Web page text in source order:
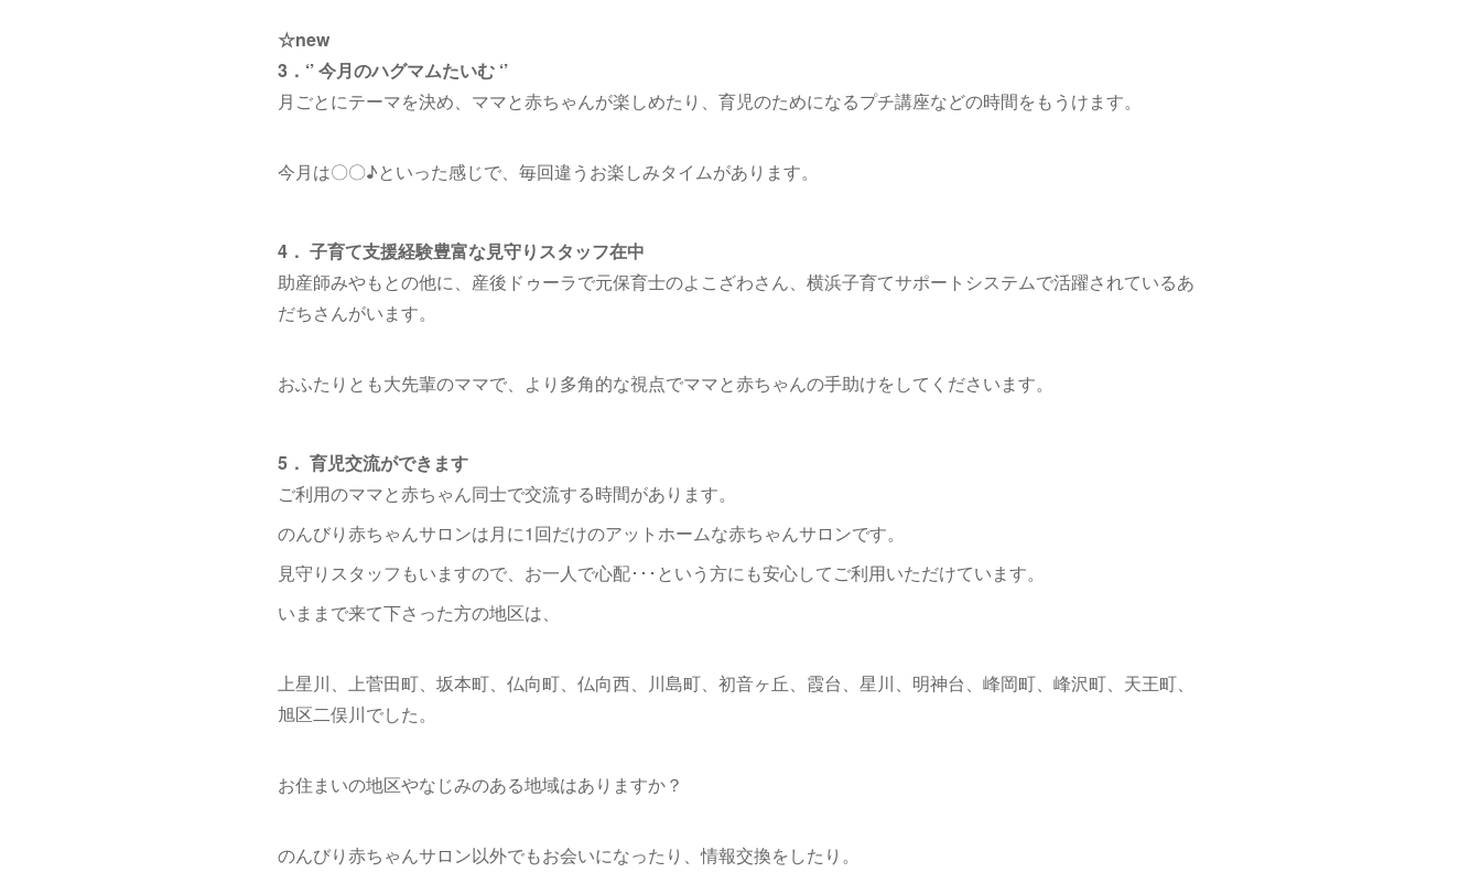
☆new
3．‘’ 今月のハグマムたいむ ‘’
月ごとにテーマを決め、ママと赤ちゃんが楽しめたり、育児のためになるプチ講座などの時間をもうけます。
今月は〇〇♪といった感じで、毎回違うお楽しみタイムがあります。
4． 子育て支援経験豊富な見守りスタッフ在中
助産師みやもとの他に、産後ドゥーラで元保育士のよこざわさん、横浜子育てサポートシステムで活躍されているあ
だちさんがいます。
おふたりとも大先輩のママで、より多角的な視点でママと赤ちゃんの手助けをしてくださいます。
5． 育児交流ができます
ご利用のママと赤ちゃん同士で交流する時間があります。
のんびり赤ちゃんサロンは月に1回だけのアットホームな赤ちゃんサロンです。
見守りスタッフもいますので、お一人で心配･･･という方にも安心してご利用いただけています。
いままで来て下さった方の地区は、
上星川、上菅田町、坂本町、仏向町、仏向西、川島町、初音ヶ丘、霞台、星川、明神台、峰岡町、峰沢町、天王町、
旭区二俣川でした。
お住まいの地区やなじみのある地域はありますか？
のんびり赤ちゃんサロン以外でもお会いになったり、情報交換をしたり。